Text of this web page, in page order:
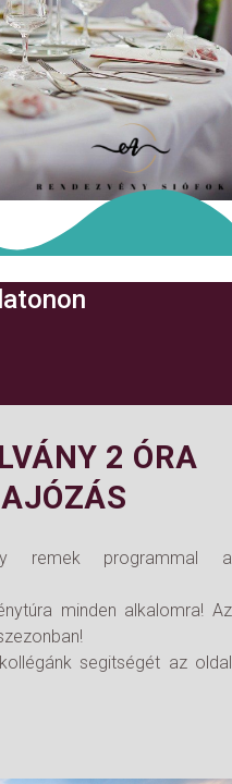
2 ÓRA
remek programmal a
minden alkalomra! Az
segitségét az oldal